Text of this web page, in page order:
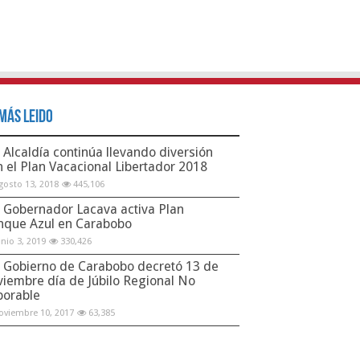
Leido
Alcaldía continúa llevando diversión
el Plan Vacacional Libertador 2018
13, 2018 445,106
Gobernador Lacava activa Plan
Azul en Carabobo
3, 2019 330,426
Gobierno de Carabobo decretó 13 de
día de Júbilo Regional No
10, 2017 63,385